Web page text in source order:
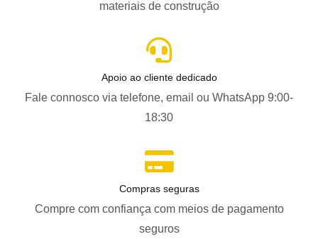
materiais de construção
Apoio ao cliente dedicado
Fale connosco via telefone, email ou WhatsApp 9:00-
18:30
Compras seguras
Compre com confiança com meios de pagamento
seguros